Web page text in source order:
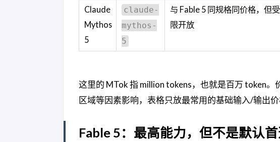
Claude
Mythos
5
claude-
mythos-
5
与 Fable 5 同规格同价格，但受
限开放
这里的 MTok 指 million tokens，也就是百万 token
区域等因素影响，表格只放最常用的基础输入/输出价
Fable 5：最高能力，但不是默认